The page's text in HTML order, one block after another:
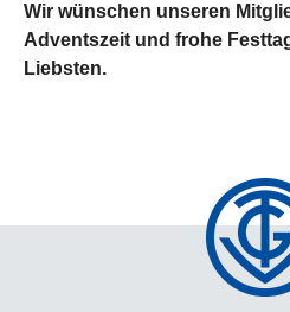
Wir wünschen unseren
Adventszeit und frohe
Liebsten.